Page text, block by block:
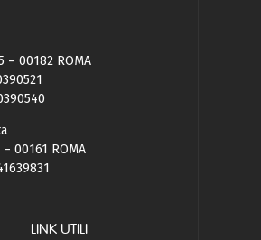
– 00182 ROMA
00161 ROMA
LINK UTILI